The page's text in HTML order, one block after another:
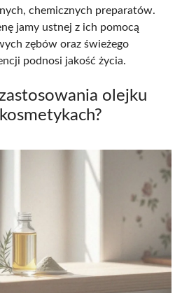
chemicznych preparatów.
jamy ustnej z ich pomocą
zębów oraz świeżego
podnosi jakość życia.
olejku